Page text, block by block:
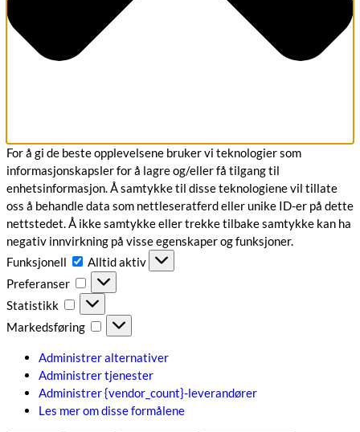
For å gi de beste opplevelsene bruker vi teknologier som
informasjonskapsler for å lagre og/eller få tilgang til
enhetsinformasjon. Å samtykke til disse teknologiene vil tillate
oss å behandle data som nettleseratferd eller unike ID-er på dette
nettstedet. Å ikke samtykke eller trekke tilbake samtykke kan ha
negativ innvirkning på visse egenskaper og funksjoner.
Funksjonell
Funksjonell
Alltid aktiv
Preferanser
Preferanser
Statistikk
Statistikk
Markedsføring
Markedsføring
Administrer alternativer
Administrer tjenester
Administrer {vendor_count}-leverandører
Les mer om disse formålene